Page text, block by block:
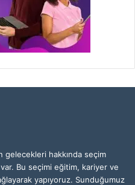
gelecekleri hakkında seçim
var. Bu seçimi eğitim, kariyer ve
yapıyoruz. Sunduğumuz